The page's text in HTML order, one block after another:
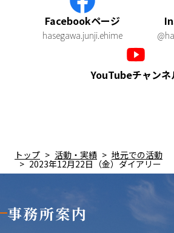
Facebookページ
hasegawa.junji.ehime
YouTubeチャンネ
トップ 活動・実績 地元での活動
2023年12月22日（金）ダイアリー
事務所案内